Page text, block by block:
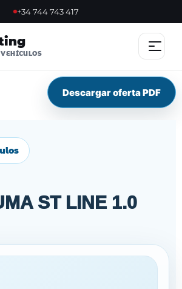
+34 744 743 417
Descargar oferta PDF
ST LINE 1.0